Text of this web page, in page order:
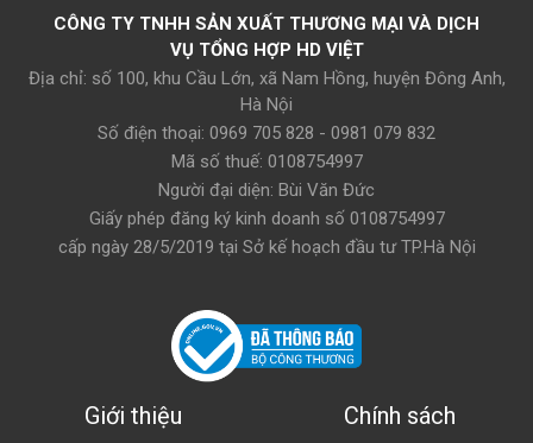
CÔNG TY TNHH SẢN XUẤT THƯƠNG MẠI VÀ DỊCH
VỤ TỔNG HỢP HD VIỆT
Địa chỉ: số 100, khu Cầu Lớn, xã Nam Hồng, huyện Đông Anh,
Hà Nội
Số điện thoại: 0969 705 828 - 0981 079 832
Mã số thuế: 0108754997
Người đại diện: Bùi Văn Đức
Giấy phép đăng ký kinh doanh số 0108754997
cấp ngày 28/5/2019 tại Sở kế hoạch đầu tư TP.Hà Nội
Giới thiệu Chính sách